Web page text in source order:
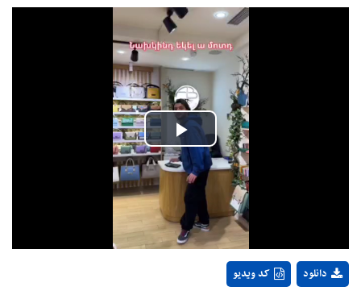
Play
Video
کد ویدیو دانلود